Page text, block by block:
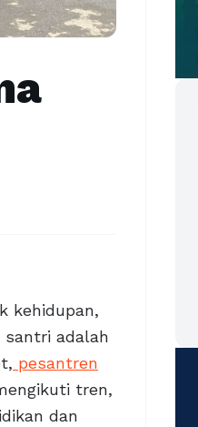
kehidupan,
santri adalah
pesantren
tren,
dan